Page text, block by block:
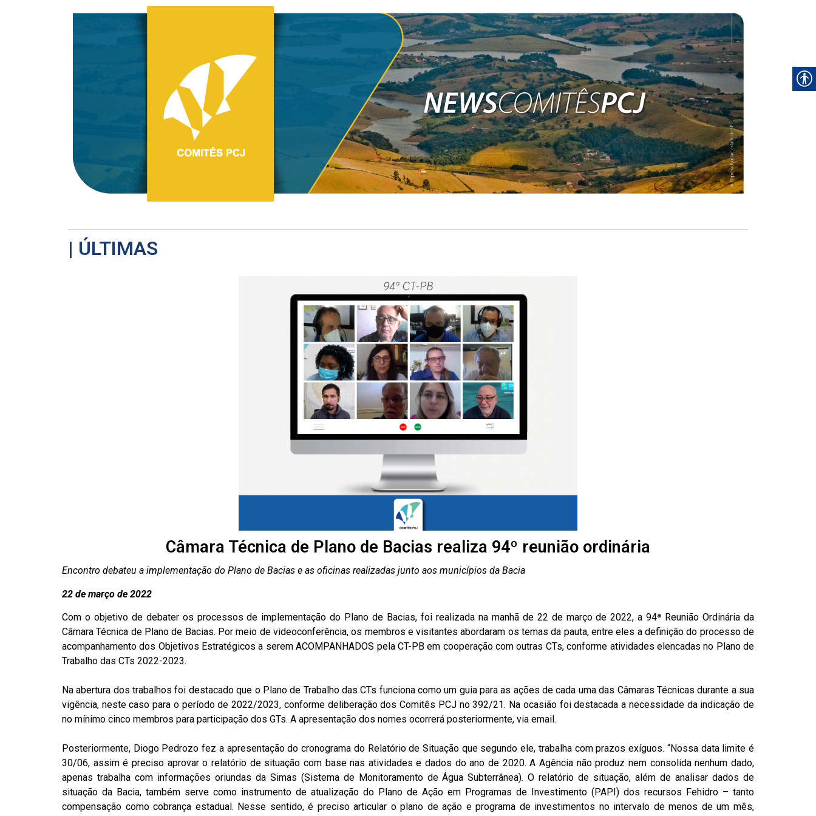
| ÚLTIMAS
Câmara Técnica de Plano de Bacias realiza 94º reunião ordinária
Encontro debateu a implementação do Plano de Bacias e as oficinas realizadas junto aos municípios da Bacia
22 de março de 2022
Com o objetivo de debater os processos de implementação do Plano de Bacias, foi realizada na manhã de 22 de março de 2022, a 94ª Reunião Ordinária da
Câmara Técnica de Plano de Bacias. Por meio de videoconferência, os membros e visitantes abordaram os temas da pauta, entre eles a definição do processo de
acompanhamento dos Objetivos Estratégicos a serem ACOMPANHADOS pela CT-PB em cooperação com outras CTs, conforme atividades elencadas no Plano de
Trabalho das CTs 2022-2023.
Na abertura dos trabalhos foi destacado que o Plano de Trabalho das CTs funciona como um guia para as ações de cada uma das Câmaras Técnicas durante a sua
vigência, neste caso para o período de 2022/2023, conforme deliberação dos Comitês PCJ no 392/21. Na ocasião foi destacada a necessidade da indicação de
no mínimo cinco membros para participação dos GTs. A apresentação dos nomes ocorrerá posteriormente, via email.
Posteriormente, Diogo Pedrozo fez a apresentação do cronograma do Relatório de Situação que segundo ele, trabalha com prazos exíguos. “Nossa data limite é
30/06, assim é preciso aprovar o relatório de situação com base nas atividades e dados do ano de 2020. A Agência não produz nem consolida nenhum dado,
apenas trabalha com informações oriundas da Simas (Sistema de Monitoramento de Água Subterrânea). O relatório de situação, além de analisar dados de
situação da Bacia, também serve como instrumento de atualização do Plano de Ação em Programas de Investimento (PAPI) dos recursos Fehidro – tanto
compensação como cobrança estadual. Nesse sentido, é preciso articular o plano de ação e programa de investimentos no intervalo de menos de um mês,